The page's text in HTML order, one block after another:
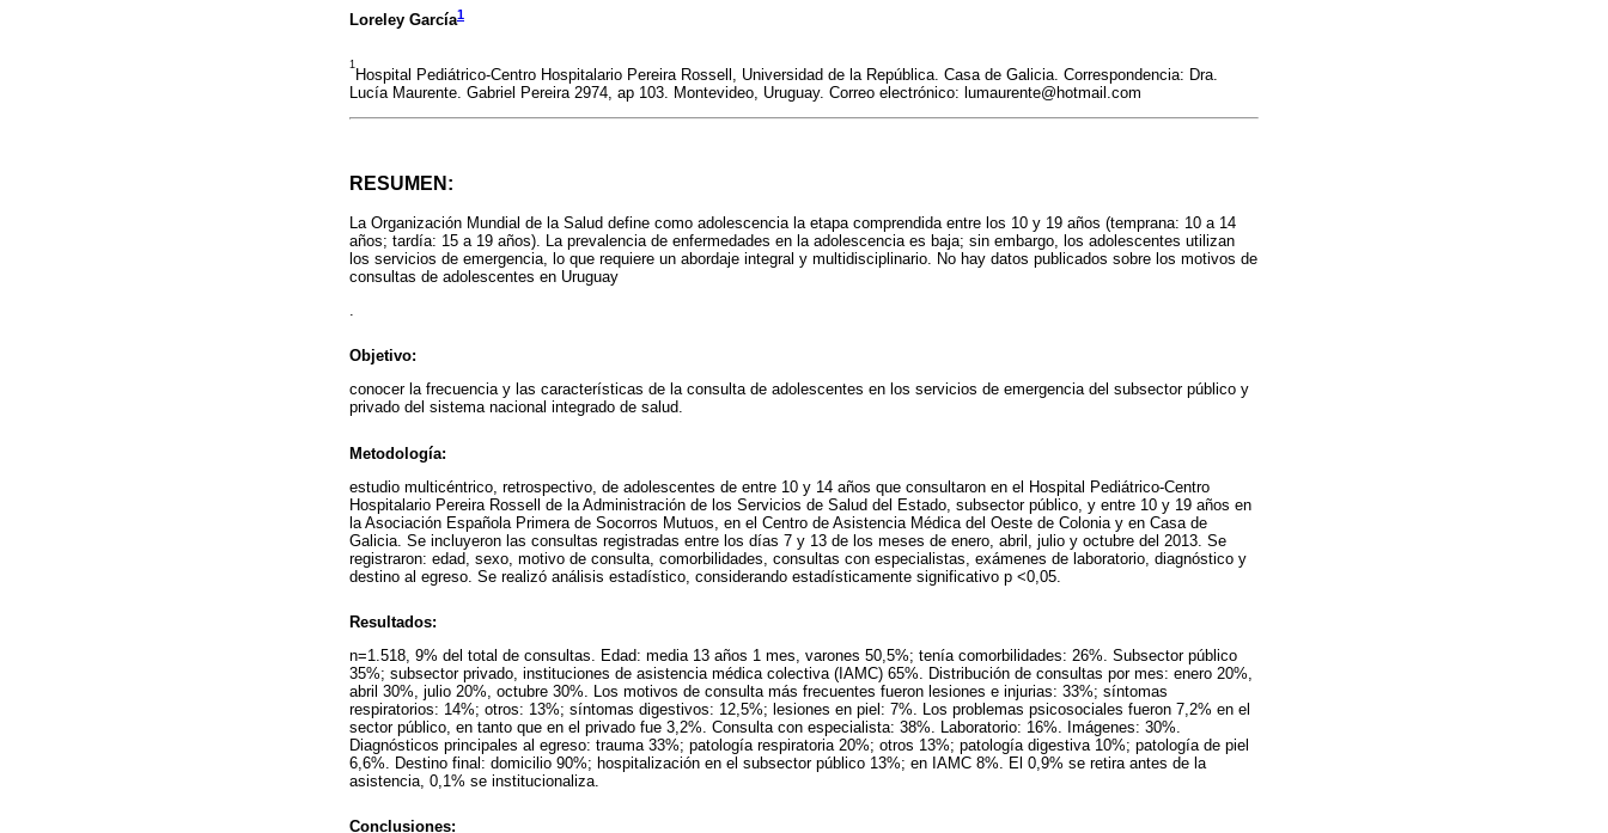
Loreley García1
1
Hospital Pediátrico-Centro Hospitalario Pereira Rossell, Universidad de la República. Casa de Galicia. Correspondencia: Dra.
Lucía Maurente. Gabriel Pereira 2974, ap 103. Montevideo, Uruguay. Correo electrónico: lumaurente@hotmail.com
RESUMEN:
La Organización Mundial de la Salud define como adolescencia la etapa comprendida entre los 10 y 19 años (temprana: 10 a 14
años; tardía: 15 a 19 años). La prevalencia de enfermedades en la adolescencia es baja; sin embargo, los adolescentes utilizan
los servicios de emergencia, lo que requiere un abordaje integral y multidisciplinario. No hay datos publicados sobre los motivos de
consultas de adolescentes en Uruguay
Objetivo:
conocer la frecuencia y las características de la consulta de adolescentes en los servicios de emergencia del subsector público y
privado del sistema nacional integrado de salud.
Metodología:
estudio multicéntrico, retrospectivo, de adolescentes de entre 10 y 14 años que consultaron en el Hospital Pediátrico-Centro
Hospitalario Pereira Rossell de la Administración de los Servicios de Salud del Estado, subsector público, y entre 10 y 19 años en
la Asociación Española Primera de Socorros Mutuos, en el Centro de Asistencia Médica del Oeste de Colonia y en Casa de
Galicia. Se incluyeron las consultas registradas entre los días 7 y 13 de los meses de enero, abril, julio y octubre del 2013. Se
registraron: edad, sexo, motivo de consulta, comorbilidades, consultas con especialistas, exámenes de laboratorio, diagnóstico y
destino al egreso. Se realizó análisis estadístico, considerando estadísticamente significativo p <0,05.
Resultados:
n=1.518, 9% del total de consultas. Edad: media 13 años 1 mes, varones 50,5%; tenía comorbilidades: 26%. Subsector público
35%; subsector privado, instituciones de asistencia médica colectiva (IAMC) 65%. Distribución de consultas por mes: enero 20%,
abril 30%, julio 20%, octubre 30%. Los motivos de consulta más frecuentes fueron lesiones e injurias: 33%; síntomas
respiratorios: 14%; otros: 13%; síntomas digestivos: 12,5%; lesiones en piel: 7%. Los problemas psicosociales fueron 7,2% en el
sector público, en tanto que en el privado fue 3,2%. Consulta con especialista: 38%. Laboratorio: 16%. Imágenes: 30%.
Diagnósticos principales al egreso: trauma 33%; patología respiratoria 20%; otros 13%; patología digestiva 10%; patología de piel
6,6%. Destino final: domicilio 90%; hospitalización en el subsector público 13%; en IAMC 8%. El 0,9% se retira antes de la
asistencia, 0,1% se institucionaliza.
Conclusiones: